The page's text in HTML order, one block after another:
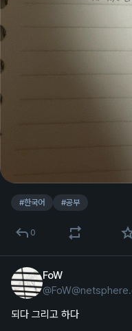
#한국어 #공부
0
FoW
@
되다 그리고 하다